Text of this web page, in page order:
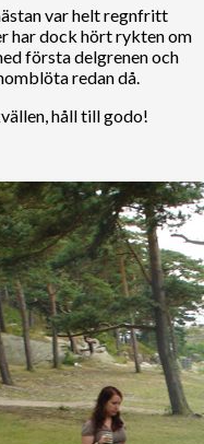
var helt regnfritt
har dock hört rykten om
första delgrenen och
redan då.
håll till godo!